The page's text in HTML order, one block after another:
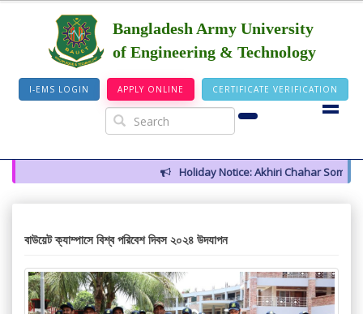
Bangladesh Army University
of Engineering & Technology
I-EMS LOGIN APPLY ONLINE CERTIFICATE VERIFICATION
Holiday Notice: Akhiri Chahar Somba (12
বাউয়েট ক্যাম্পাসে বিশ্ব পরিবেশ দিবস ২০২৪ উদযাপন